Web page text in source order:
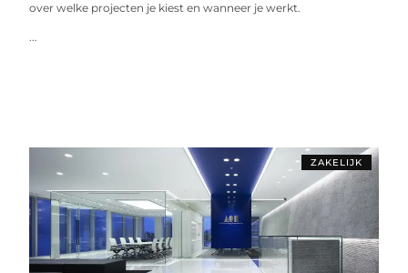
over welke projecten je kiest en wanneer je werkt.
...
ZAKELIJK